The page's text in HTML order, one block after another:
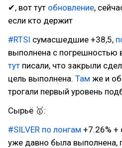
✔, вот тут обновление,
если кто держит
#RTSI сумасшедшие +38,5,
выполнена c погрешностью
тут писали, что закрыли
цель выполнена. Там же и
трогали первый уровень
Сырьё 🥇:
#SILVER по лонгам +7.26% +
уже давно была выполнена,